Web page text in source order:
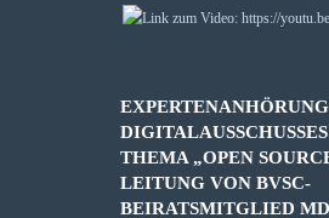
THEMA „OPEN
LEITUNG VON BVSC-
BEIRATSMITGLIED